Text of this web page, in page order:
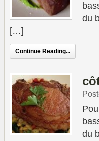
du
[…]
Continue Reading...
du